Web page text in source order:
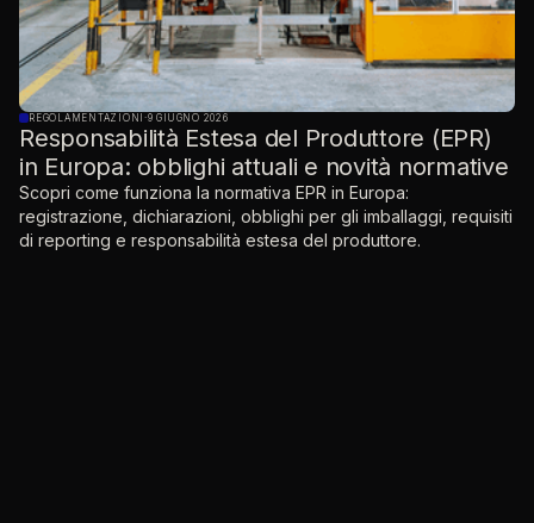
REGOLAMENTAZIONI ·9 GIUGNO 2026
Responsabilità Estesa del Produttore (EPR)
in Europa: obblighi attuali e novità normative
Scopri come funziona la normativa EPR in Europa:
registrazione, dichiarazioni, obblighi per gli imballaggi, requisiti
di reporting e responsabilità estesa del produttore.